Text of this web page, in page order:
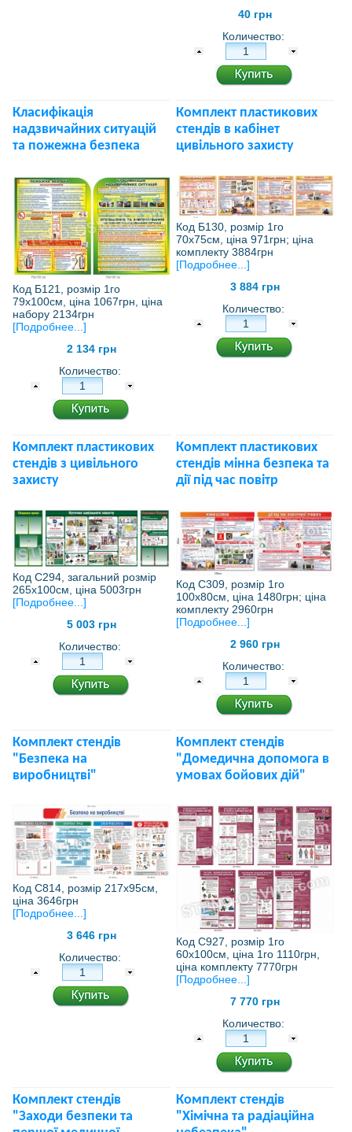
40 грн
Количество:
Класифікація
надзвичайних ситуацій
та пожежна безпека
Код Б121, розмір 1го
79х100см, ціна 1067грн, ціна
набору 2134грн
[Подробнее...]
2 134 грн
Количество:
Комплект пластикових
стендів в кабінет
цивільного захисту
Код Б130, розмір 1го
70х75см, ціна 971грн; ціна
комплекту 3884грн
[Подробнее...]
3 884 грн
Количество:
Комплект пластикових
стендів з цивільного
захисту
Код С294, загальний розмір
265х100см, ціна 5003грн
[Подробнее...]
5 003 грн
Количество:
Комплект пластикових
стендів мінна безпека та
дії під час повітр
Код С309, розмір 1го
100х80см, ціна 1480грн; ціна
комплекту 2960грн
[Подробнее...]
2 960 грн
Количество:
Комплект стендів
"Безпека на
виробництві"
Код С814, розмір 217х95см,
ціна 3646грн
[Подробнее...]
3 646 грн
Количество:
Комплект стендів
"Домедична допомога в
умовах бойових дій"
Код С927, розмір 1го
60х100см, ціна 1го 1110грн,
ціна комплекту 7770грн
[Подробнее...]
7 770 грн
Количество:
Комплект стендів
"Заходи безпеки та
Комплект стендів
"Хімічна та радіаційна